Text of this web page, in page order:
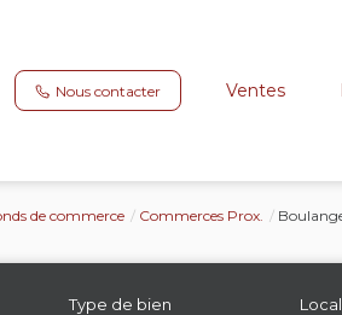
Nous contacter Ventes
de commerce Commerces Prox.
Type de bien